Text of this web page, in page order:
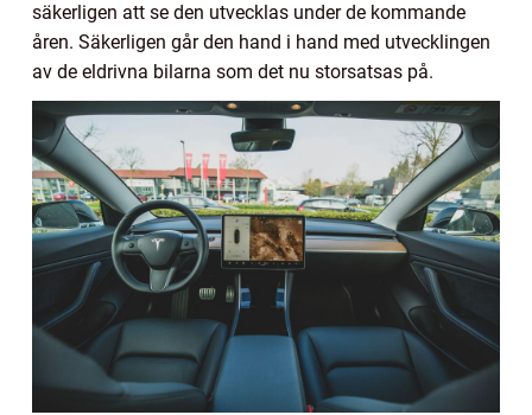
säkerligen att se den utvecklas under de kommande
åren. Säkerligen går den hand i hand med utvecklingen
av de eldrivna bilarna som det nu storsatsas på.